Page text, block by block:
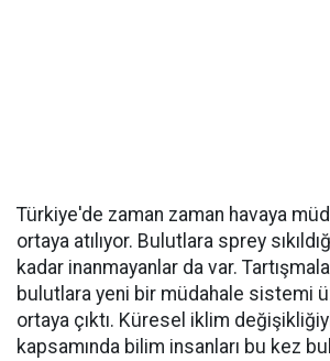
Türkiye'de zaman zaman havaya
ortaya atılıyor. Bulutlara sprey
kadar inanmayanlar da var.
bulutlara yeni bir müdahale sistemi
ortaya çıktı. Küresel iklim
kapsamında bilim insanları bu kez